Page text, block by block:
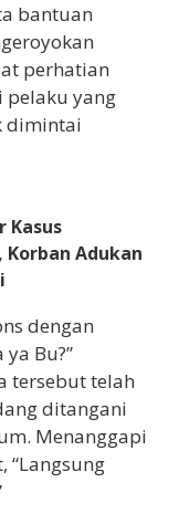
bantuan
perhatian
pelaku yang
dimintai
Kasus
Adukan
dengan
Bu?”
tersebut telah
ditangani
Menanggapi
“Langsung